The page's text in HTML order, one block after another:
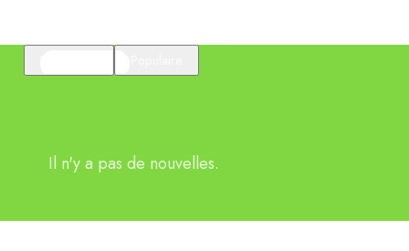
Il n'y a pas de nouvelles.